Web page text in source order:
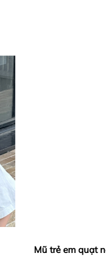
Mũ trẻ em quạt